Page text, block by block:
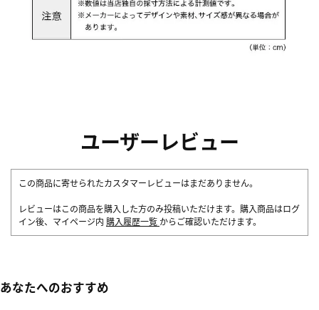
ユーザーレビュー
この商品に寄せられたカスタマーレビューはまだありません。
レビューはこの商品を購入した方のみ投稿いただけます。購入商品はログ
イン後、マイページ内 購入履歴一覧 からご確認いただけます。
あなたへのおすすめ